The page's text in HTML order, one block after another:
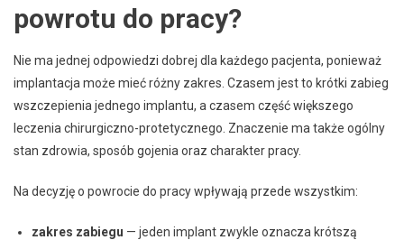
powrotu do pracy?
Nie ma jednej odpowiedzi dobrej dla każdego pacjenta, ponieważ
implantacja może mieć różny zakres. Czasem jest to krótki zabieg
wszczepienia jednego implantu, a czasem część większego
leczenia chirurgiczno-protetycznego. Znaczenie ma także ogólny
stan zdrowia, sposób gojenia oraz charakter pracy.
Na decyzję o powrocie do pracy wpływają przede wszystkim:
zakres zabiegu — jeden implant zwykle oznacza krótszą